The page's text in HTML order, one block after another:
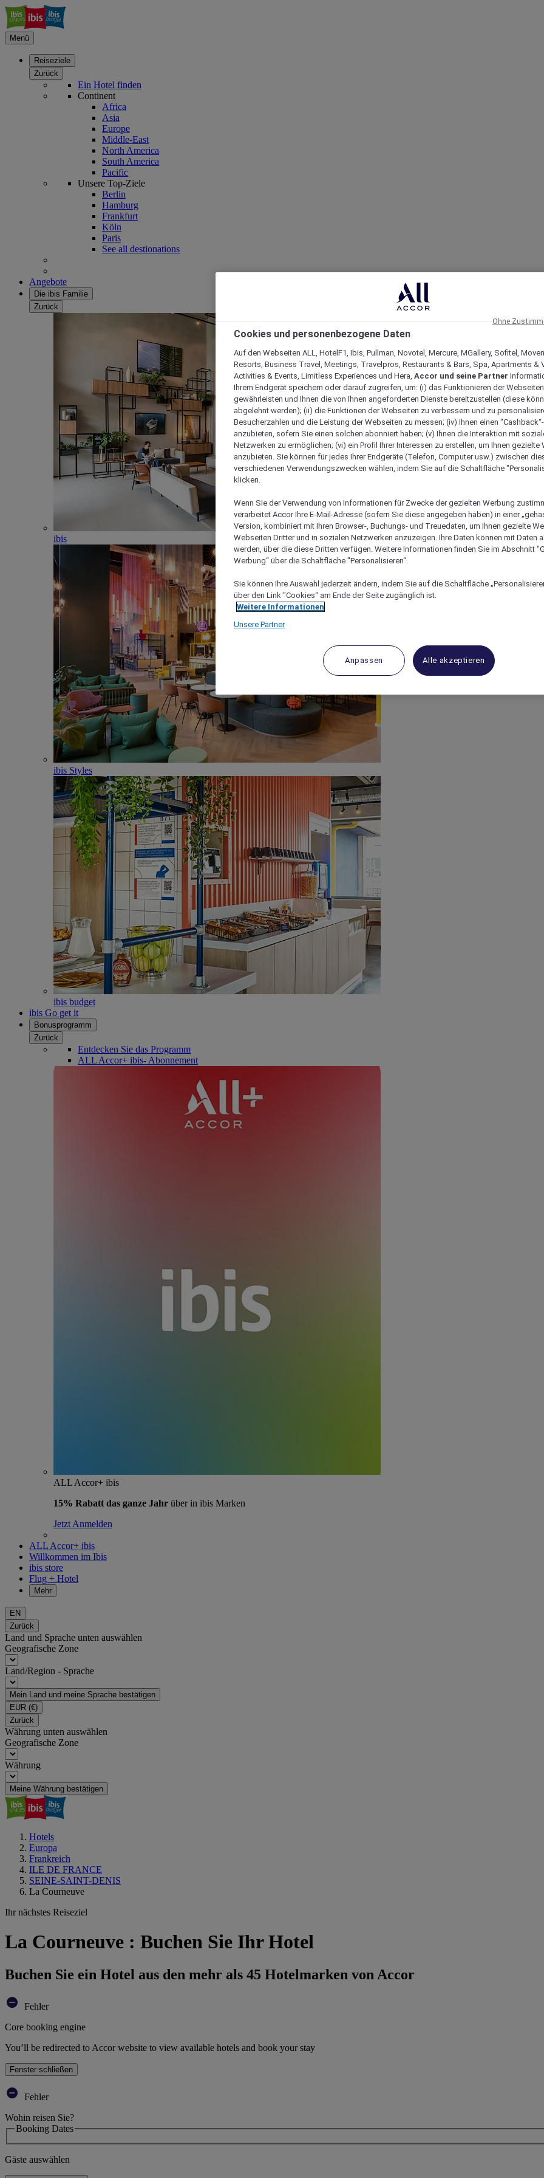
Menü
Reiseziele
Zurück
Ein Hotel finden
Continent
Africa
Asia
Europe
Middle-East
North America
South America
Pacific
Unsere Top-Ziele
Berlin
Hamburg
Frankfurt
Köln
Paris
See all destionations
Angebote
Die ibis Familie
Zurück
ibis
ibis Styles
ibis budget
ibis Go get it
Bonusprogramm
Zurück
Entdecken Sie das Programm
ALL Accor+ ibis- Abonnement
ALL Accor+ ibis
15% Rabatt das ganze Jahr über in ibis Marken
Jetzt Anmelden
ALL Accor+ ibis
Willkommen im Ibis
ibis store
Flug + Hotel
Mehr
EN
Zurück
Land und Sprache unten auswählen
Geografische Zone
Land/Region - Sprache
Mein Land und meine Sprache bestätigen
EUR (€)
Zurück
Währung unten auswählen
Geografische Zone
Währung
Meine Währung bestätigen
Hotels
Europa
Frankreich
ILE DE FRANCE
SEINE-SAINT-DENIS
La Courneuve
Ihr nächstes Reiseziel
La Courneuve : Buchen Sie Ihr Hotel
Buchen Sie ein Hotel aus den mehr als 45 Hotelmarken von Accor
Fehler
Core booking engine
You’ll be redirected to Accor website to view available hotels and book your stay
Fenster schließen
Fehler
Wohin reisen Sie?
Booking Dates
Gäste auswählen
Cookies und personenbezogene Daten
Auf den Webseiten ALL, HotelF1, Ibis, Pullman, Novotel, Mercure, MGallery, Sofitel,
Resorts, Business Travel, Meetings, Travelpros, Restaurants & Bars, Spa, Apartments &
Activities & Events, Limitless Experiences und Hera, Accor und seine Partner
Ihrem Endgerät speichern oder darauf zugreifen, um: (i) das Funktionieren der
gewährleisten und Ihnen die von Ihnen angeforderten Dienste bereitzustellen (diese
abgelehnt werden); (ii) die Funktionen der Webseiten zu verbessern und zu
Besucherzahlen und die Leistung der Webseiten zu messen; (iv) Ihnen einen
anzubieten, sofern Sie einen solchen abonniert haben; (v) Ihnen die Interaktion mit
Netzwerken zu ermöglichen; (vi) ein Profil Ihrer Interessen zu erstellen, um Ihnen gezielte
anzubieten. Sie können für jedes Ihrer Endgeräte (Telefon, Computer usw.) zwischen
verschiedenen Verwendungszwecken wählen, indem Sie auf die Schaltfläche
klicken.
Wenn Sie der Verwendung von Informationen für Zwecke der gezielten Werbung
verarbeitet Accor Ihre E-Mail-Adresse (sofern Sie diese angegeben haben) in einer
Version, kombiniert mit Ihren Browser-, Buchungs- und Treuedaten, um Ihnen gezielte
Webseiten Dritter und in sozialen Netzwerken anzuzeigen. Ihre Daten können mit Daten
werden, über die diese Dritten verfügen. Weitere Informationen finden Sie im Abschnitt
Werbung“ über die Schaltfläche "Personalisieren“.
Sie können Ihre Auswahl jederzeit ändern, indem Sie auf die Schaltfläche
über den Link "Cookies“ am Ende der Seite zugänglich ist.
Weitere Informationen
Unsere Partner
Anpassen Alle akzeptieren
Ohne